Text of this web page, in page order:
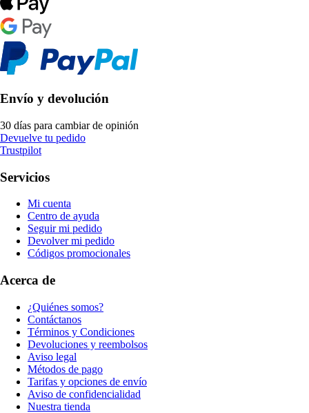
Envío y devolución
30 días para cambiar de opinión
Devuelve tu pedido
Trustpilot
Servicios
Mi cuenta
Centro de ayuda
Seguir mi pedido
Devolver mi pedido
Códigos promocionales
Acerca de
¿Quiénes somos?
Contáctanos
Términos y Condiciones
Devoluciones y reembolsos
Aviso legal
Métodos de pago
Tarifas y opciones de envío
Aviso de confidencialidad
Nuestra tienda